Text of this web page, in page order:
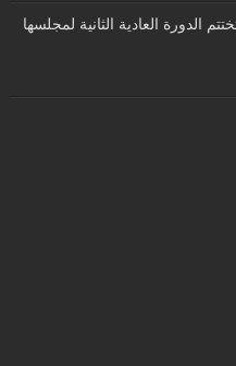
الدورة العادية الثانية لمجلسها